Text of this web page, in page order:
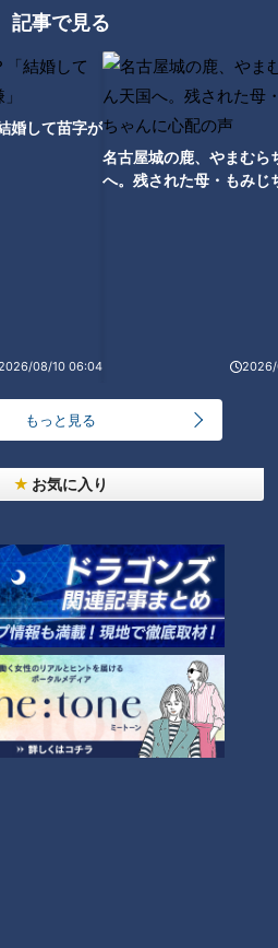
記事で見る
婚して苗字が
08/10 06:04
名古屋城の鹿、やまむら
へ。残された母・もみじ
2026/
もっと見る
お気に入り
い」
スポー
サンデードラゴン
ズ
子」を調査。みそダレをつ
ゴゴスマ
2023/02/07 09:49
果実の旨味が口いっぱい
に！厳選フルーツの缶詰&ジ
ャムの詰め合わせセット
【デパチャン】
デパチャン
「デパチャン」動画
2023/02/06 18:30